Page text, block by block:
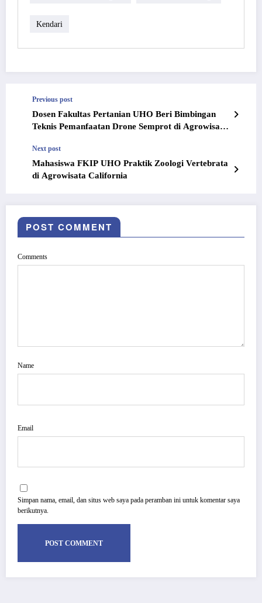
Kendari
Previous post
Dosen Fakultas Pertanian UHO Beri Bimbingan
Teknis Pemanfaatan Drone Semprot di Agrowisata
Next post
Mahasiswa FKIP UHO Praktik Zoologi Vertebrata
di Agrowisata California
POST COMMENT
Comments
Name
Email
Simpan nama, email, dan situs web saya pada peramban ini untuk komentar saya
berikutnya.